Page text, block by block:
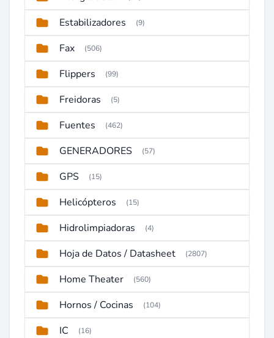
Estabilizadores (9)
Fax (506)
Flippers (99)
Freidoras (5)
Fuentes (462)
GENERADORES (57)
GPS (15)
Helicópteros (15)
Hidrolimpiadoras (4)
Hoja de Datos / Datasheet (2807)
Home Theater (560)
Hornos / Cocinas (104)
IC (16)